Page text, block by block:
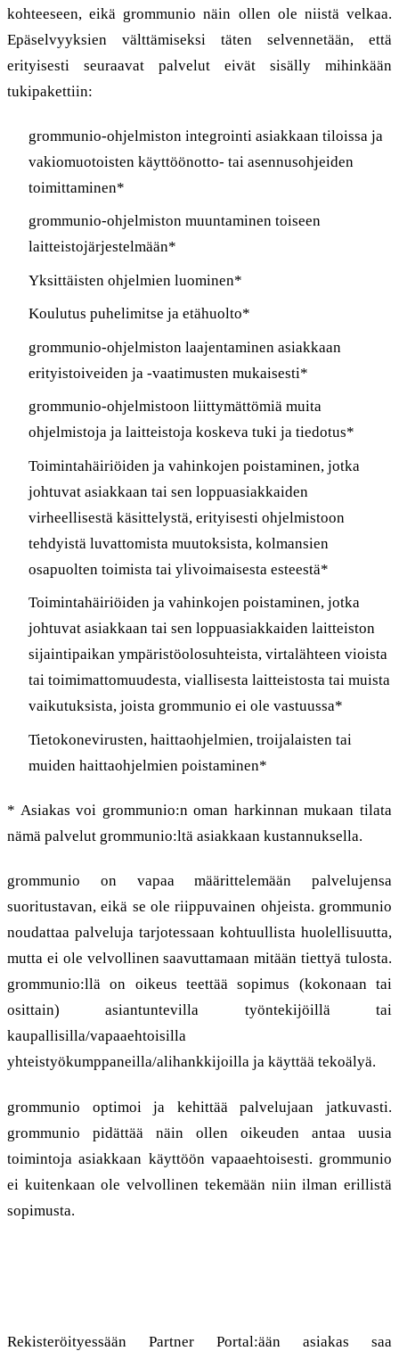
kohteeseen, eikä grommunio näin ollen ole niistä velkaa.
Epäselvyyksien välttämiseksi täten selvennetään, että
erityisesti seuraavat palvelut eivät sisälly mihinkään
tukipakettiin:
grommunio-ohjelmiston integrointi asiakkaan tiloissa ja
vakiomuotoisten käyttöönotto- tai asennusohjeiden
toimittaminen*
grommunio-ohjelmiston muuntaminen toiseen
laitteistojärjestelmään*
Yksittäisten ohjelmien luominen*
Koulutus puhelimitse ja etähuolto*
grommunio-ohjelmiston laajentaminen asiakkaan
erityistoiveiden ja -vaatimusten mukaisesti*
grommunio-ohjelmistoon liittymättömiä muita
ohjelmistoja ja laitteistoja koskeva tuki ja tiedotus*
Toimintahäiriöiden ja vahinkojen poistaminen, jotka
johtuvat asiakkaan tai sen loppuasiakkaiden
virheellisestä käsittelystä, erityisesti ohjelmistoon
tehdyistä luvattomista muutoksista, kolmansien
osapuolten toimista tai ylivoimaisesta esteestä*
Toimintahäiriöiden ja vahinkojen poistaminen, jotka
johtuvat asiakkaan tai sen loppuasiakkaiden laitteiston
sijaintipaikan ympäristöolosuhteista, virtalähteen vioista
tai toimimattomuudesta, viallisesta laitteistosta tai muista
vaikutuksista, joista grommunio ei ole vastuussa*
Tietokonevirusten, haittaohjelmien, troijalaisten tai
muiden haittaohjelmien poistaminen*
* Asiakas voi grommunio:n oman harkinnan mukaan tilata
nämä palvelut grommunio:ltä asiakkaan kustannuksella.
grommunio on vapaa määrittelemään palvelujensa
suoritustavan, eikä se ole riippuvainen ohjeista. grommunio
noudattaa palveluja tarjotessaan kohtuullista huolellisuutta,
mutta ei ole velvollinen saavuttamaan mitään tiettyä tulosta.
grommunio:llä on oikeus teettää sopimus (kokonaan tai
osittain) asiantuntevilla työntekijöillä tai
kaupallisilla/vapaaehtoisilla
yhteistyökumppaneilla/alihankkijoilla ja käyttää tekoälyä.
grommunio optimoi ja kehittää palvelujaan jatkuvasti.
grommunio pidättää näin ollen oikeuden antaa uusia
toimintoja asiakkaan käyttöön vapaaehtoisesti. grommunio
ei kuitenkaan ole velvollinen tekemään niin ilman erillistä
sopimusta.
Rekisteröityessään Partner Portal:ään asiakas saa